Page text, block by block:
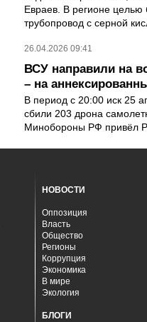
Евраев. В регионе целью
трубопровод с серной
26.04.2026 09:41
ВСУ направили на
– на
В период с 20:00 иск 25
сбили 203 дрона
Минобороны РФ привёл
НОВОСТИ
Оппозиция
Власть
Общество
Регионы
Коррупция
Экономика
В мире
Экология
БЛОГИ